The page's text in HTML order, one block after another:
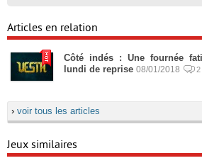
Articles en relation
Côté indés : Une fournée
lundi de reprise 08/01/2018 2
› voir tous les articles
Jeux similaires